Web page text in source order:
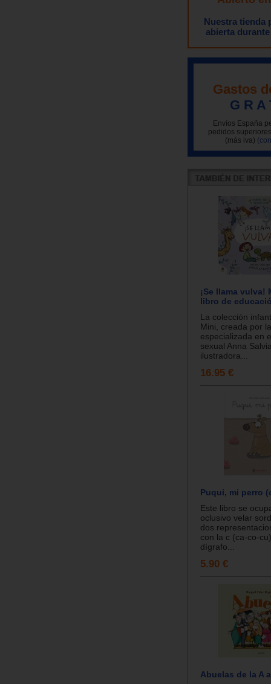
Nuestra tienda
abierta
Gastos
G R A
Envíos España
pedidos
(más iva)
¡Se llama vulva!
libro de
La colección
Mini, creada por
especializada en
sexual Anna
ilustradora...
16.95 €
Puqui, mi perro
Este libro se
oclusivo velar
dos
con la c (ca-co-
dígrafo...
5.90 €
Abuelas de la A